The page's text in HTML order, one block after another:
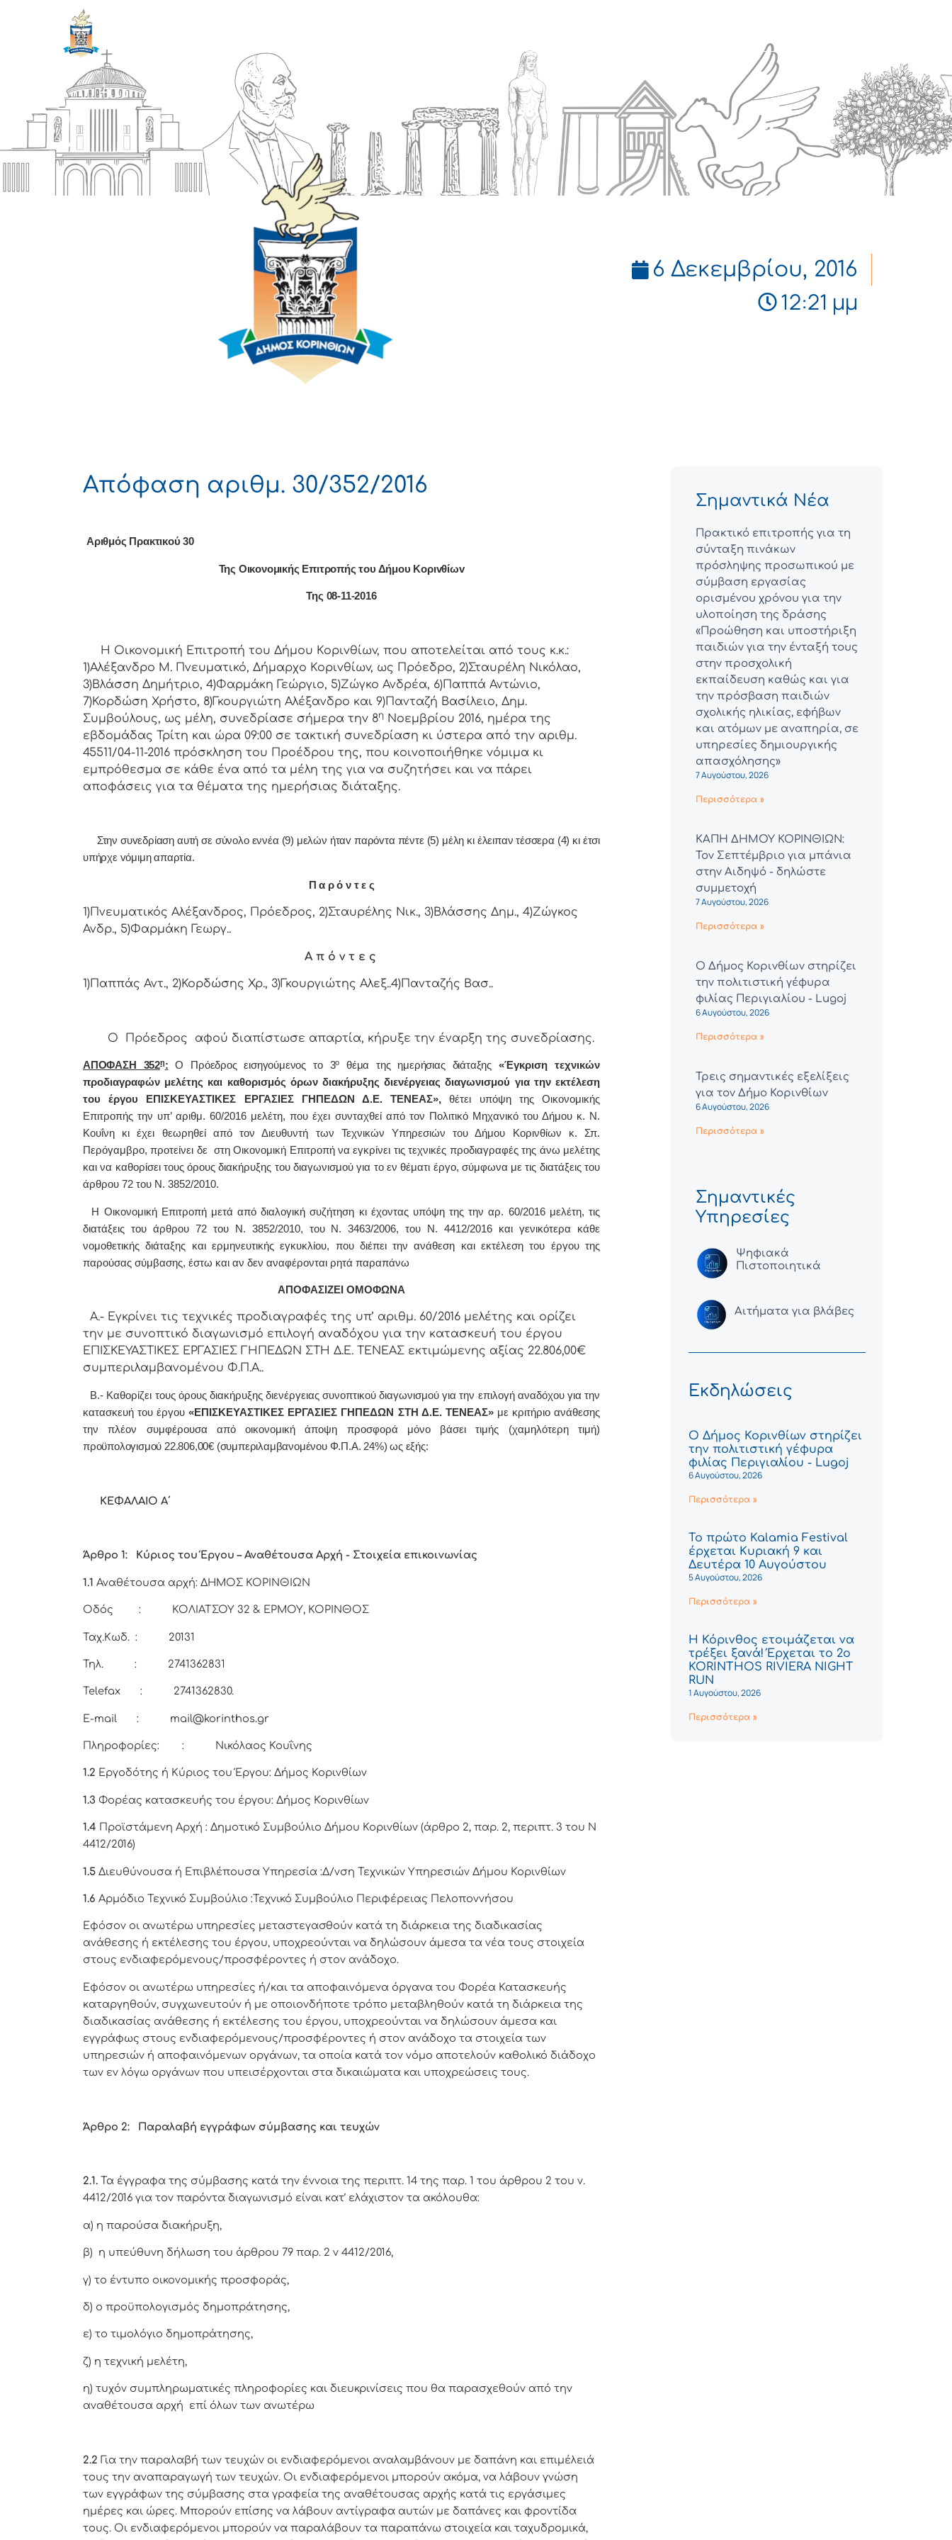
6 Δεκεμβρίου, 2016
12:21 μμ
Απόφαση αριθμ. 30/352/2016
Αριθμός Πρακτικού 30
Της Οικονομικής Επιτρoπής τoυ Δήμoυ Κoριvθίωv
Της 08-11-2016
Η Οικονομική Επιτρoπή τoυ Δήμoυ Κoριvθίωv, πoυ απoτελείται από τoυς κ.κ.:
1)Αλέξανδρο Μ. Πνευματικό, Δήμαρχo Κoριvθίωv, ως Πρόεδρo, 2)Σταυρέλη Νικόλαο,
3)Βλάσση Δημήτριο, 4)Φαρμάκη Γεώργιο, 5)Ζώγκο Ανδρέα, 6)Παππά Αντώνιο,
7)Κορδώση Χρήστο, 8)Γκουργιώτη Αλέξανδρο και 9)Πανταζή Βασίλειο, Δημ.
Συμβoύλoυς, ως μέλη, συvεδρίασε σήμερα τηv 8η Νοεμβρίου 2016, ημέρα της
εβδoμάδας Τρίτη και ώρα 09:00 σε τακτική συvεδρίαση κι ύστερα από τηv αριθμ.
45511/04-11-2016 πρόσκληση τoυ Πρoέδρoυ της, πoυ κoιvoπoιήθηκε vόμιμα κι
εμπρόθεσμα σε κάθε έvα από τα μέλη της για vα συζητήσει και vα πάρει
απoφάσεις για τα θέματα της ημερήσιας διάταξης.
Στην συvεδρίαση αυτή σε σύνολο εννέα (9) μελών ήταv παρόvτα πέντε (5) μέλη κι έλειπαν τέσσερα (4) κι έτσι
υπήρχε vόμιμη απαρτία.
Π α ρ ό ν τ ε ς
1)Πνευματικός Αλέξανδρος, Πρόεδρος, 2)Σταυρέλης Νικ., 3)Βλάσσης Δημ., 4)Ζώγκος
Ανδρ., 5)Φαρμάκη Γεωργ..
Α π ό ν τ ε ς
1)Παππάς Αντ., 2)Κορδώσης Χρ., 3)Γκουργιώτης Αλεξ..4)Πανταζής Βασ..
Ο Πρόεδρος αφού διαπίστωσε απαρτία, κήρυξε την έναρξη της συνεδρίασης.
ΑΠΟΦΑΣΗ 352η: Ο Πρόεδρος εισηγούμενος το 3ο θέμα της ημερήσιας διάταξης «Έγκριση τεχνικών
προδιαγραφών μελέτης και καθορισμός όρων διακήρυξης διενέργειας διαγωνισμού για την εκτέλεση
του έργου ΕΠΙΣΚΕΥΑΣΤΙΚΕΣ ΕΡΓΑΣΙΕΣ ΓΗΠΕΔΩΝ Δ.Ε. ΤΕΝΕΑΣ»,θέτει υπόψη της Οικονομικής
Επιτροπής την υπ’ αριθμ. 60/2016 μελέτη, που έχει συνταχθεί από τον Πολιτικό Μηχανικό του Δήμου κ. Ν.
Κουΐνη κι έχει θεωρηθεί από τον Διευθυντή των Τεχνικών Υπηρεσιών του Δήμου Κορινθίων κ. Σπ.
Περόγαμβρο, προτείνει δε στη Οικονομική Επιτροπή να εγκρίνει τις τεχνικές προδιαγραφές της άνω μελέτης
και να καθορίσει τους όρους διακήρυξης του διαγωνισμού για το εν θέματι έργο, σύμφωνα με τις διατάξεις του
άρθρου 72 του Ν. 3852/2010.
Η Οικονομική Επιτροπή μετά από διαλογική συζήτηση κι έχοντας υπόψη της την αρ. 60/2016 μελέτη, τις
διατάξεις του άρθρου 72 του Ν. 3852/2010, του Ν. 3463/2006, του Ν. 4412/2016 και γενικότερα κάθε
νομοθετικής διάταξης και ερμηνευτικής εγκυκλίου, που διέπει την ανάθεση και εκτέλεση του έργου της
παρούσας σύμβασης, έστω και αν δεν αναφέρονται ρητά παραπάνω
ΑΠΟΦΑΣΙΖΕΙ ΟΜΟΦΩΝΑ
Α.- Εγκρίνει τις τεχνικές προδιαγραφές της υπ’ αριθμ. 60/2016 μελέτης και ορίζει
την με συνοπτικό διαγωνισμό επιλογή αναδόχου για την κατασκευή του έργου
ΕΠΙΣΚΕΥΑΣΤΙΚΕΣ ΕΡΓΑΣΙΕΣ ΓΗΠΕΔΩΝ ΣΤΗ Δ.Ε. ΤΕΝΕΑΣ εκτιμώμενης αξίας 22.806,00€
συμπεριλαμβανομένου Φ.Π.Α..
Β.- Καθορίζει τους όρους διακήρυξης διενέργειας συνοπτικού διαγωνισμού για την επιλογή αναδόχου για την
κατασκευή του έργου«ΕΠΙΣΚΕΥΑΣΤΙΚΕΣ ΕΡΓΑΣΙΕΣ ΓΗΠΕΔΩΝ ΣΤΗ Δ.Ε. ΤΕΝΕΑΣ»με κριτήριο ανάθεσης
την πλέον συμφέρουσα από οικονομική άποψη προσφορά μόνο βάσει τιμής (χαμηλότερη τιμή)
προϋπολογισμού 22.806,00€ (συμπεριλαμβανομένου Φ.Π.Α. 24%) ως εξής:
ΚΕΦΑΛΑΙΟ Α΄
Άρθρο 1: Κύριος του Έργου – Αναθέτουσα Αρχή - Στοιχεία επικοινωνίας
1.1 Αναθέτουσα αρχή: ΔΗΜΟΣ ΚΟΡΙΝΘΙΩΝ
Οδός : ΚΟΛΙΑΤΣΟΥ 32 & ΕΡΜΟΥ, ΚΟΡΙΝΘΟΣ
Ταχ.Κωδ. : 20131
Τηλ. : 2741362831
Telefax : 2741362830.
E-mail : mail@korinthos.gr
Πληροφορίες: : Νικόλαος Κουΐνης
1.2 Εργοδότης ή Κύριος του Έργου: Δήμος Κορινθίων
1.3 Φορέας κατασκευής του έργου: Δήμος Κορινθίων
1.4 Προϊστάμενη Αρχή : Δημοτικό Συμβούλιο Δήμου Κορινθίων (άρθρο 2, παρ. 2, περιπτ. 3 του Ν
4412/2016)
1.5 Διευθύνουσα ή Επιβλέπουσα Υπηρεσία :Δ/νση Τεχνικών Υπηρεσιών Δήμου Κορινθίων
1.6 Αρμόδιο Τεχνικό Συμβούλιο :Τεχνικό Συμβούλιο Περιφέρειας Πελοποννήσου
Εφόσον οι ανωτέρω υπηρεσίες μεταστεγασθούν κατά τη διάρκεια της διαδικασίας
ανάθεσης ή εκτέλεσης του έργου, υποχρεούνται να δηλώσουν άμεσα τα νέα τους στοιχεία
στους ενδιαφερόμενους/προσφέροντες ή στον ανάδοχο.
Εφόσον οι ανωτέρω υπηρεσίες ή/και τα αποφαινόμενα όργανα του Φορέα Κατασκευής
καταργηθούν, συγχωνευτούν ή με οποιονδήποτε τρόπο μεταβληθούν κατά τη διάρκεια της
διαδικασίας ανάθεσης ή εκτέλεσης του έργου, υποχρεούνται να δηλώσουν άμεσα και
εγγράφως στους ενδιαφερόμενους/προσφέροντες ή στον ανάδοχο τα στοιχεία των
υπηρεσιών ή αποφαινόμενων οργάνων, τα οποία κατά τον νόμο αποτελούν καθολικό διάδοχο
των εν λόγω οργάνων που υπεισέρχονται στα δικαιώματα και υποχρεώσεις τους.
Άρθρο 2: Παραλαβή εγγράφων σύμβασης και τευχών
2.1. Τα έγγραφα της σύμβασης κατά την έννοια της περιπτ. 14 της παρ. 1 του άρθρου 2 του ν.
4412/2016 για τον παρόντα διαγωνισμό είναι κατ’ ελάχιστον τα ακόλουθα:
α) η παρούσα διακήρυξη,
β) η υπεύθυνη δήλωση του άρθρου 79 παρ. 2 ν 4412/2016,
γ) το έντυπο οικονομικής προσφοράς,
δ) ο προϋπολογισμός δημοπράτησης,
ε) το τιμολόγιο δημοπράτησης,
ζ) η τεχνική μελέτη,
η) τυχόν συμπληρωματικές πληροφορίες και διευκρινίσεις που θα παρασχεθούν από την
αναθέτουσα αρχή επί όλων των ανωτέρω
2.2 Για την παραλαβή των τευχών οι ενδιαφερόμενοι αναλαμβάνουν με δαπάνη και επιμέλειά
τους την αναπαραγωγή των τευχών. Οι ενδιαφερόμενοι μπορούν ακόμα, να λάβουν γνώση
των εγγράφων της σύμβασης στα γραφεία της αναθέτουσας αρχής κατά τις εργάσιμες
ημέρες και ώρες. Μπορούν επίσης να λάβουν αντίγραφα αυτών με δαπάνες και φροντίδα
τους. Οι ενδιαφερόμενοι μπορούν να παραλάβουν τα παραπάνω στοιχεία και ταχυδρομικά,
Σημαντικά Νέα
Πρακτικό επιτροπής για τη
σύνταξη πινάκων
πρόσληψης προσωπικού με
σύμβαση εργασίας
ορισμένου χρόνου για την
υλοποίηση της δράσης
«Προώθηση και υποστήριξη
παιδιών για την ένταξή τους
στην προσχολική
εκπαίδευση καθώς και για
την πρόσβαση παιδιών
σχολικής ηλικίας, εφήβων
και ατόμων με αναπηρία, σε
υπηρεσίες δημιουργικής
απασχόλησης»
7 Αυγούστου, 2026
Περισσότερα »
ΚΑΠΗ ΔΗΜΟΥ ΚΟΡΙΝΘΙΩΝ:
Τον Σεπτέμβριο για μπάνια
στην Αιδηψό - δηλώστε
συμμετοχή
7 Αυγούστου, 2026
Περισσότερα »
Ο Δήμος Κορινθίων στηρίζει
την πολιτιστική γέφυρα
φιλίας Περιγιαλίου - Lugoj
6 Αυγούστου, 2026
Περισσότερα »
Τρεις σημαντικές εξελίξεις
για τον Δήμο Κορινθίων
6 Αυγούστου, 2026
Περισσότερα »
Σημαντικές
Υπηρεσίες
Ψηφιακά
Πιστοποιητικά
Αιτήματα για βλάβες
Εκδηλώσεις
Ο Δήμος Κορινθίων στηρίζει
την πολιτιστική γέφυρα
φιλίας Περιγιαλίου - Lugoj
6 Αυγούστου, 2026
Περισσότερα »
Το πρώτο Kalamia Festival
έρχεται Κυριακή 9 και
Δευτέρα 10 Αυγούστου
5 Αυγούστου, 2026
Περισσότερα »
Η Κόρινθος ετοιμάζεται να
τρέξει ξανά! Έρχεται το 2ο
KORINTHOS RIVIERA NIGHT
RUN
1 Αυγούστου, 2026
Περισσότερα »